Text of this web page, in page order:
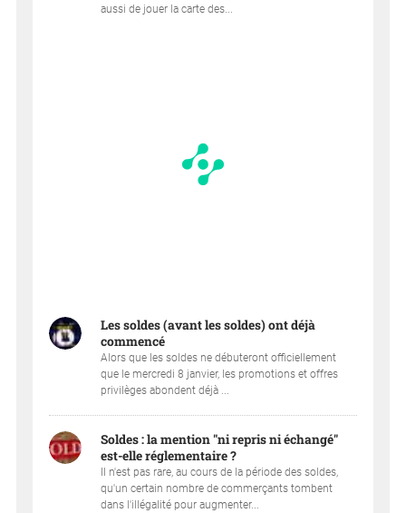
aussi de jouer la carte des...
Les soldes (avant les soldes) ont déjà
commencé
Alors que les soldes ne débuteront officiellement
que le mercredi 8 janvier, les promotions et offres
privilèges abondent déjà ...
Soldes : la mention "ni repris ni échangé"
est-elle réglementaire ?
Il n'est pas rare, au cours de la période des soldes,
qu'un certain nombre de commerçants tombent
dans l'illégalité pour augmenter...